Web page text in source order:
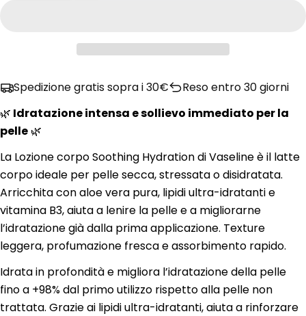
Spedizione gratis sopra i 30€
Reso entro 30 giorni
🌿 Idratazione intensa e sollievo immediato per la
pelle 🌿
La Lozione corpo Soothing Hydration di Vaseline è il latte
corpo ideale per pelle secca, stressata o disidratata.
Arricchita con aloe vera pura, lipidi ultra-idratanti e
vitamina B3, aiuta a lenire la pelle e a migliorarne
l’idratazione già dalla prima applicazione. Texture
leggera, profumazione fresca e assorbimento rapido.
Idrata in profondità e migliora l’idratazione della pelle
fino a +98% dal primo utilizzo rispetto alla pelle non
trattata. Grazie ai lipidi ultra-idratanti, aiuta a rinforzare